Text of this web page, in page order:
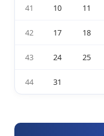
41 10 11
42 17 18
43 24 25
44 31